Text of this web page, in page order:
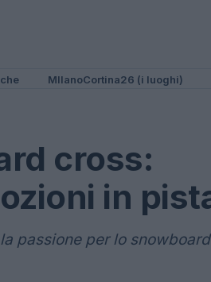
MIlanoCortina26 (i luoghi)
cross:
in
passione per lo